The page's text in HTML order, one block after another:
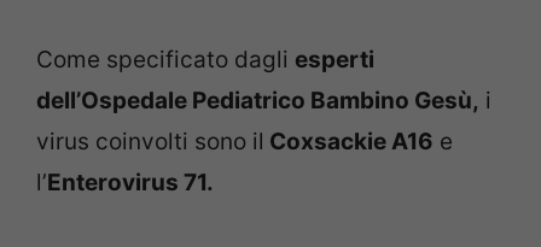
Come specificato dagli esperti
dell’Ospedale Pediatrico Bambino Gesù, i
virus coinvolti sono il Coxsackie A16 e
l’Enterovirus 71.